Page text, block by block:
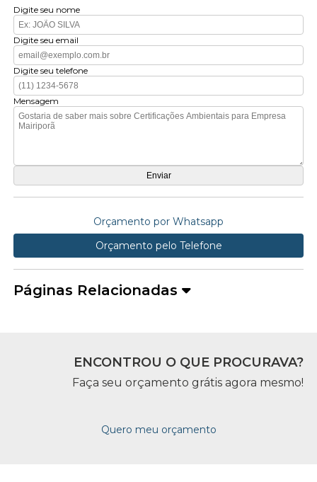
Digite seu nome
Digite seu email
Digite seu telefone
Mensagem
Orçamento por Whatsapp
Orçamento pelo Telefone
Páginas Relacionadas
ENCONTROU O QUE PROCURAVA?
Faça seu orçamento grátis agora mesmo!
Quero meu orçamento